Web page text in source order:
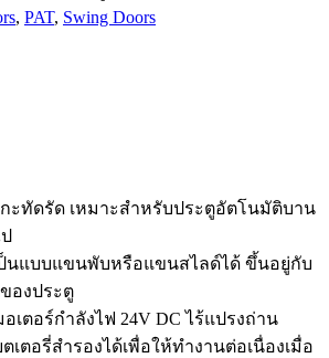
, PAT, Swing Doors
ะทัดรัด เหมาะสำหรับประตูอัตโนมัติบาน
ป็นแบบแขนพับหรือแขนสไลด์ได้ ขึ้นอยู่กับ
องประตู
เตอร์กำลังไฟ 24V DC ไร้แปรงถ่าน
เตอรี่สำรองได้เพื่อให้ทำงานต่อเนื่องเมื่อ